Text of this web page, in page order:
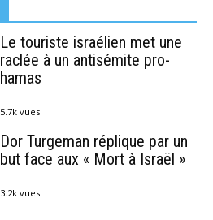
Le touriste israélien met une
raclée à un antisémite pro-
hamas
5.7k vues
Dor Turgeman réplique par un
but face aux « Mort à Israël »
3.2k vues